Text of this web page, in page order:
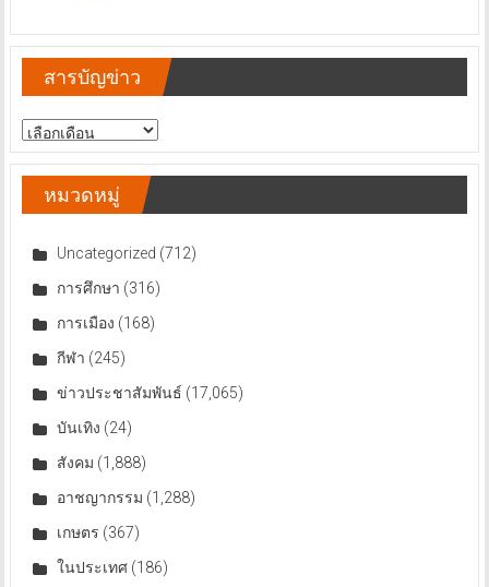
สารบัญข่าว
สารบัญ
ข่าว
หมวดหมู่
Uncategorized (712)
การศึกษา (316)
การเมือง (168)
กีฬา (245)
ข่าวประชาสัมพันธ์ (17,065)
บันเทิง (24)
สังคม (1,888)
อาชญากรรม (1,288)
เกษตร (367)
ในประเทศ(186)